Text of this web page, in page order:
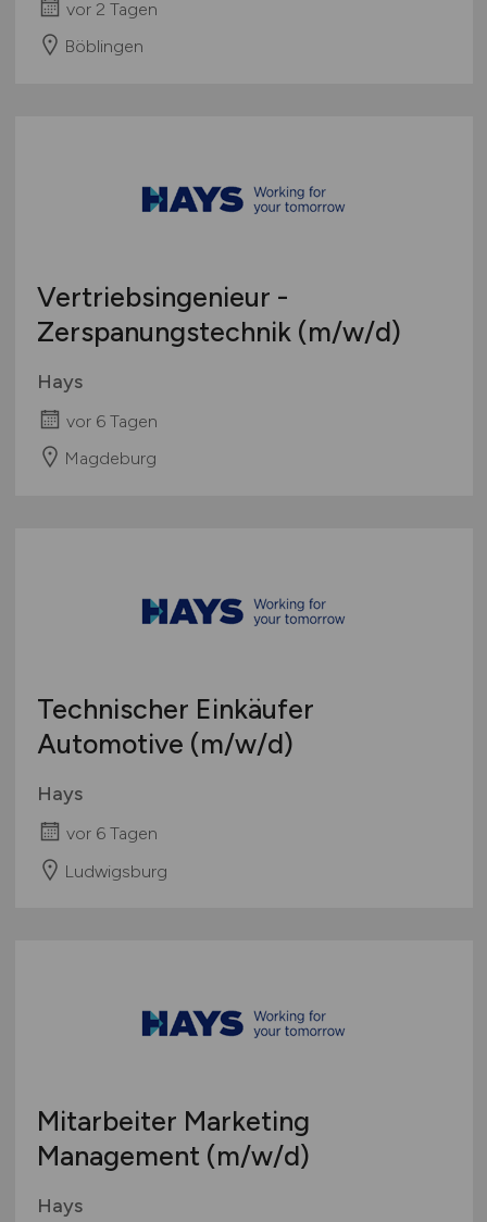
vor 2 Tagen
Böblingen
Vertriebsingenieur -
Zerspanungstechnik (m/w/d)
Hays
vor 6 Tagen
Magdeburg
Technischer Einkäufer
Automotive (m/w/d)
Hays
vor 6 Tagen
Ludwigsburg
Mitarbeiter Marketing
Management (m/w/d)
Hays